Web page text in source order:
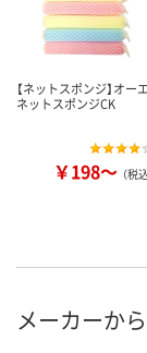
【ネットスポンジ】オーエ
ネットスポンジCK
￥198～ （税
メーカーか